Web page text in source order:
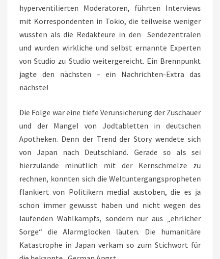
hyperventilierten Moderatoren, führten Interviews
mit Korrespondenten in Tokio, die teilweise weniger
wussten als die Redakteure in den Sendezentralen
und wurden wirkliche und selbst ernannte Experten
von Studio zu Studio weitergereicht. Ein Brennpunkt
jagte den nächsten – ein Nachrichten-Extra das
nächste!
Die Folge war eine tiefe Verunsicherung der Zuschauer
und der Mangel von Jodtabletten in deutschen
Apotheken. Denn der Trend der Story wendete sich
von Japan nach Deutschland. Gerade so als sei
hierzulande minütlich mit der Kernschmelze zu
rechnen, konnten sich die Weltuntergangspropheten
flankiert von Politikern medial austoben, die es ja
schon immer gewusst haben und nicht wegen des
laufenden Wahlkampfs, sondern nur aus „ehrlicher
Sorge“ die Alarmglocken läuten. Die humanitäre
Katastrophe in Japan verkam so zum Stichwort für